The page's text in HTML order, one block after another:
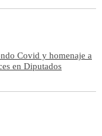
Covid y homenaje a
en Diputados